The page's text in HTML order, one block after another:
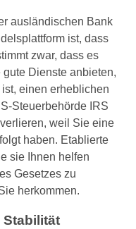
ausländischen Bank
ist, dass
zwar, dass es
Dienste anbieten,
einen erheblichen
Steuerbehörde IRS
weil Sie eine
haben. Etablierte
sie Ihnen helfen
Gesetzes zu
herkommen.